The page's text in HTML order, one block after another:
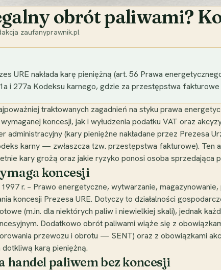
obrót paliwami?
zaufanyprawnik.pl
URE nakłada karę pieniężną (art. 56 Prawa
i 277a Kodeksu karnego, gdzie za przestępstwa
traktowanych zagadnień na styku prawa
koncesji, jak i wyłudzenia podatku VAT oraz
administracyjny (kary pieniężne nakładane przez Prezesa
karny — zwłaszcza tzw. przestępstwa fakturowe). Ten
kary grożą oraz jakie ryzyko ponosi osoba sprzedająca
koncesji
r. – Prawo energetyczne, wytwarzanie,
koncesji Prezesa URE. Dotyczy to działalności
(m.in. dla niektórych paliw i niewielkiej skali), jednak
Dodatkowo obrót paliwami wiąże się z
przewozu i obrotu — SENT) oraz z obowiązkami
karą pieniężną.
paliwem bez koncesji